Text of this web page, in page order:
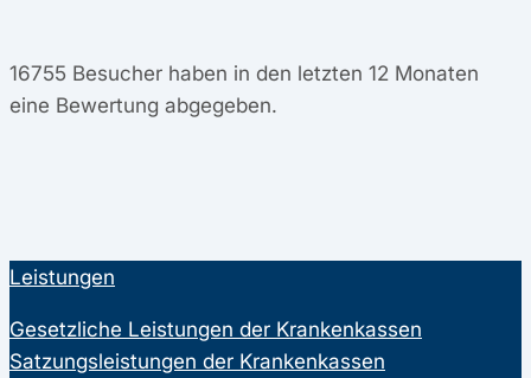
16755 Besucher haben in den letzten 12 Monaten
eine Bewertung abgegeben.
Leistungen
Gesetzliche Leistungen der Krankenkassen
Satzungsleistungen der Krankenkassen